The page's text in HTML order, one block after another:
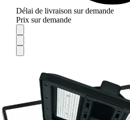
Délai de livraison sur demande
Prix sur demande